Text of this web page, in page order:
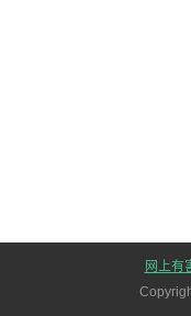
网上有